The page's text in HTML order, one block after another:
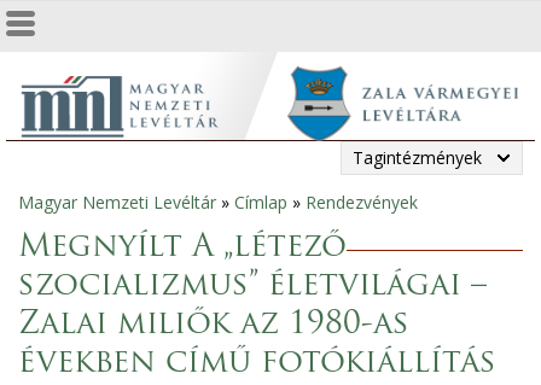
Tagintézmények
Jelenlegi
hely
Magyar Nemzeti Levéltár » Címlap » Rendezvények
Megnyílt A „létező
szocializmus” életvilágai –
Zalai miliők az 1980-as
években című fotókiállítás